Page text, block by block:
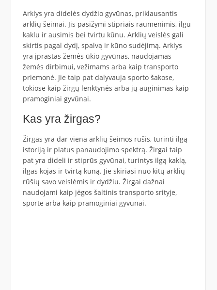
Arklys yra didelės dydžio gyvūnas, priklausantis
arklių šeimai. Jis pasižymi stipriais raumenimis, ilgu
kaklu ir ausimis bei tvirtu kūnu. Arklių veislės gali
skirtis pagal dydį, spalvą ir kūno sudėjimą. Arklys
yra įprastas žemės ūkio gyvūnas, naudojamas
žemės dirbimui, vežimams arba kaip transporto
priemonė. Jie taip pat dalyvauja sporto šakose,
tokiose kaip žirgų lenktynės arba jų auginimas kaip
pramoginiai gyvūnai.
Kas yra žirgas?
Žirgas yra dar viena arklių šeimos rūšis, turinti ilgą
istoriją ir platus panaudojimo spektrą. Žirgai taip
pat yra dideli ir stiprūs gyvūnai, turintys ilgą kaklą,
ilgas kojas ir tvirtą kūną. Jie skiriasi nuo kitų arklių
rūšių savo veislėmis ir dydžiu. Žirgai dažnai
naudojami kaip jėgos šaltinis transporto srityje,
sporte arba kaip pramoginiai gyvūnai.